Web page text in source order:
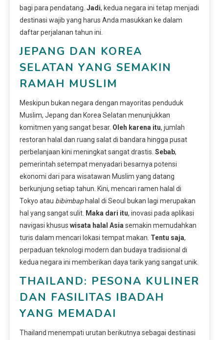
bagi para pendatang. Jadi, kedua negara ini tetap menjadi
destinasi wajib yang harus Anda masukkan ke dalam
daftar perjalanan tahun ini.
JEPANG DAN KOREA
SELATAN YANG SEMAKIN
RAMAH MUSLIM
Meskipun bukan negara dengan mayoritas penduduk
Muslim, Jepang dan Korea Selatan menunjukkan
komitmen yang sangat besar. Oleh karena itu, jumlah
restoran halal dan ruang salat di bandara hingga pusat
perbelanjaan kini meningkat sangat drastis. Sebab,
pemerintah setempat menyadari besarnya potensi
ekonomi dari para wisatawan Muslim yang datang
berkunjung setiap tahun. Kini, mencari ramen halal di
Tokyo atau bibimbaphalal di Seoul bukan lagi merupakan
hal yang sangat sulit. Maka dari itu, inovasi pada aplikasi
navigasi khusus wisata halal Asia semakin memudahkan
turis dalam mencari lokasi tempat makan. Tentu saja,
perpaduan teknologi modern dan budaya tradisional di
kedua negara ini memberikan daya tarik yang sangat unik.
THAILAND: PESONA KULINER
DAN FASILITAS IBADAH
YANG MEMADAI
Thailand menempati urutan berikutnya sebagai destinasi